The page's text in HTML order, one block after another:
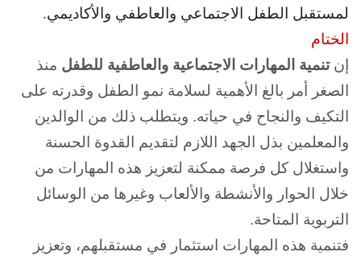
لمستقبل الطفل الاجتماعي والعاطفي والأكاديمي.
الختام
إن تنمية المهارات الاجتماعية والعاطفية للطفل منذ
الصغر أمر بالغ الأهمية لسلامة نمو الطفل وقدرته على
التكيف والنجاح في حياته. ويتطلب ذلك من الوالدين
والمعلمين بذل الجهد اللازم لتقديم القدوة الحسنة
واستغلال كل فرصة ممكنة لتعزيز هذه المهارات من
خلال الحوار والأنشطة والألعاب وغيرها من الوسائل
التربوية المتاحة.
فتنمية هذه المهارات استثمار في مستقبلهم، وتعزيز